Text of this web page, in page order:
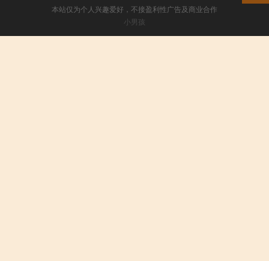
本站仅为个人兴趣爱好，不接盈利性广告及商业合作
小男孩